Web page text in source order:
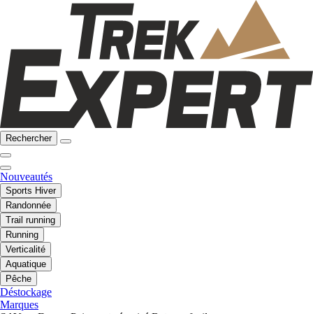
Rechercher
Nouveautés
Sports Hiver
Randonnée
Trail running
Running
Verticalité
Aquatique
Pêche
Déstockage
Marques